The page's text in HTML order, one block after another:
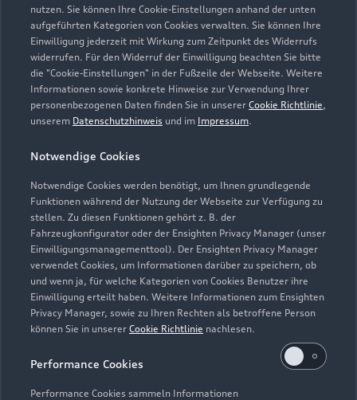
nutzen. Sie können Ihre Cookie-Einstellungen anhand der unten
aufgeführten Kategorien von Cookies verwalten. Sie können Ihre
Einwilligung jederzeit mit Wirkung zum Zeitpunkt des Widerrufs
widerrufen. Für den Widerruf der Einwilligung beachten Sie bitte
die "Cookie-Einstellungen" in der Fußzeile der Webseite. Weitere
Informationen sowie konkrete Hinweise zur Verwendung Ihrer
personenbezogenen Daten finden Sie in unserer Cookie Richtlinie,
unserem Datenschutzhinweis und im Impressum.
Notwendige Cookies
Notwendige Cookies werden benötigt, um Ihnen grundlegende
Funktionen während der Nutzung der Webseite zur Verfügung zu
stellen. Zu diesen Funktionen gehört z. B. der
Fahrzeugkonfigurator oder der Ensighten Privacy Manager (unser
Einwilligungsmanagementtool). Der Ensighten Privacy Manager
verwendet Cookies, um Informationen darüber zu speichern, ob
und wenn ja, für welche Kategorien von Cookies Benutzer ihre
Einwilligung erteilt haben. Weitere Informationen zum Ensighten
Privacy Manager, sowie zu Ihren Rechten als betroffene Person
können Sie in unserer Cookie Richtlinie nachlesen.
Performance Cookies
Performance Cookies sammeln Informationen
Lederpflege-Set
Praktisches Set zur intensiven Reinigung und
Pflege von Leder und Kunstleder.
Zur Audi Shopping World